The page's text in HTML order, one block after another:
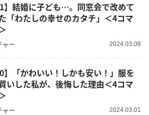
】結婚に子ども…。同窓会で改めて
「わたしの幸せのカタチ」＜4コマ
ャー 2024.03.08
】「かわいい！しかも安い！」服を
いした私が、後悔した理由＜4コマ
ャー 2024.03.01